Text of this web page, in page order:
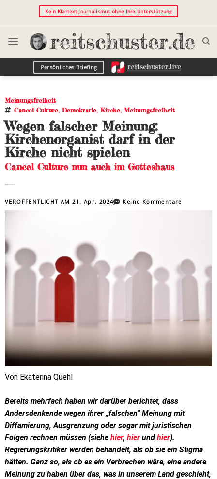
Kein Klartext-Journalismus ohne Ihre Unterstützung
Persönliches Briefing
Meinungsfreiheit
Cancel Culture,Demokratie, Kirche, Meinungsfreiheit
Wegen falscher Meinung:
Kirchenorganist darf in der
Kirche nicht spielen
Cancel Culture nun auch im Gotteshaus
VERÖFFENTLICHT AM21. Apr. 2024 Keine Kommentare
Von Ekaterina Quehl
Bereits mehrfach haben wir darüber berichtet, dass
Andersdenkende wegen ihrer „falschen“ Meinung mit
Diffamierung, Ausgrenzung oder sogar mit juristischen
Folgen rechnen müssen (siehe hier, hier und hier).
Regierungskritiker werden behandelt, als ob sie ein Stigma
hätten. Ganz so, als ob es ein Verbrechen wäre, eine andere
Meinung zu haben über das, was in unserem Land geschieht,